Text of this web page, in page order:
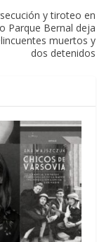
y tiroteo en
Parque Bernal deja
muertos y
dos detenidos